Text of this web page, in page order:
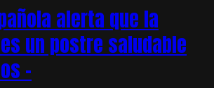
alerta que la
un postre saludable
–